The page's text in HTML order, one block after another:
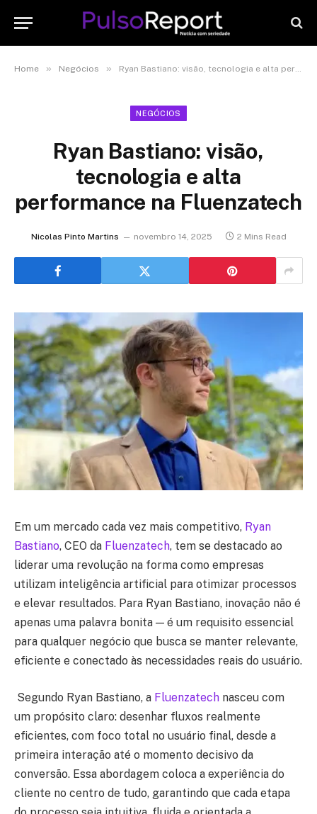
Home » Negócios » Ryan Bastiano: visão, tecnologia e alta performance na Fluenzatech
NEGÓCIOS
Ryan Bastiano: visão,
tecnologia e alta
performance na Fluenzatech
Nicolas Pinto Martins novembro 14, 2025 2 Mins Read
Em um mercado cada vez mais competitivo, Ryan
Bastiano, CEO da Fluenzatech, tem se destacado ao
liderar uma revolução na forma como empresas
utilizam inteligência artificial para otimizar processos
e elevar resultados. Para Ryan Bastiano, inovação não é
apenas uma palavra bonita — é um requisito essencial
para qualquer negócio que busca se manter relevante,
eficiente e conectado às necessidades reais do usuário.
Segundo Ryan Bastiano, a Fluenzatech nasceu com
um propósito claro: desenhar fluxos realmente
eficientes, com foco total no usuário final, desde a
primeira interação até o momento decisivo da
conversão. Essa abordagem coloca a experiência do
cliente no centro de tudo, garantindo que cada etapa